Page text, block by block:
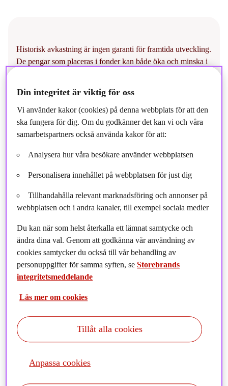
Historisk avkastning är ingen garanti för framtida utveckling.
De pengar som placeras i fonder kan både öka och minska i
sammansättning och fondbolagets förvaltningsmetoder
minska och öka kraftigt i värde. På
https://storebrand.fondlista.se/hittar du faktablad och
informationsbroschyrer.
Du arbetar som ränteförvaltare, kan du berätta hur en dag
på arbetet ser ut för dig?
Min arbetsdag ser nog ut som för många andra tror jag. Det är
att mycket kretsar kring utvecklingen på marknaden och hur det
de skick vi bestämt med hänsyn till ränterörelser och fondflöden
med mera. De större besluten mognar ofta fram över tid och större
Ni arbetar med teambaserad ränteförvaltning för de fem
Din integritet är viktig för oss
Vi använder kakor (cookies) på denna webbplats för att den
ska fungera för dig. Om du godkänner det kan vi och våra
samarbetspartners också använda kakor för att:
Analysera hur våra besökare använder webbplatsen
Personalisera innehållet på webbplatsen för just dig
Tillhandahålla relevant marknadsföring och annonser på
webbplatsen och i andra kanaler, till exempel sociala medier
Du kan när som helst återkalla ett lämnat samtycke och
ändra dina val. Genom att godkänna vår användning av
cookies samtycker du också till vår behandling av
personuppgifter för samma syften, seStorebrands
integritetsmeddelande
Läs mer om cookies
Anpassa cookies
Tillåt alla cookies